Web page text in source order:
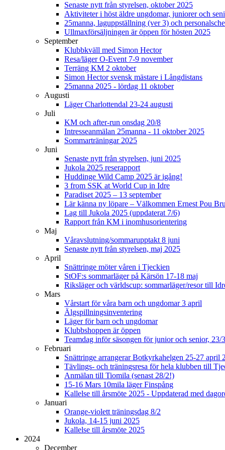
Senaste nytt från styrelsen, oktober 2025
Aktiviteter i höst äldre ungdomar, juniorer och
25manna, laguppställning (ver 3) och
Ullmaxförsäljningen är öppen för hösten 2025
September
Klubbkväll med Simon Hector
Resa/läger O-Event 7-9 november
Terräng KM 2 oktober
Simon Hector svensk mästare i Långdistans
25manna 2025 - lördag 11 oktober
Augusti
Läger Charlottendal 23-24 augusti
Juli
KM och after-run onsdag 20/8
Intresseanmälan 25manna - 11 oktober 2025
Sommarträningar 2025
Juni
Senaste nytt från styrelsen, juni 2025
Jukola 2025 reserapport
Huddinge Wild Camp 2025 är igång!
3 from SSK at World Cup in Idre
Paradiset 2025 – 13 september
Lär känna ny löpare – Välkommen Ernest Pou
Lag till Jukola 2025 (uppdaterat 7/6)
Rapport från KM i inomhusorientering
Maj
Våravslutning/sommarupptakt 8 juni
Senaste nytt från styrelsen, maj 2025
April
Snättringe möter våren i Tjeckien
StOF:s sommarläger på Kärsön 17-18 maj
Riksläger och världscup: sommarläger/resor till
Mars
Vårstart för våra barn och ungdomar 3 april
Älgspillningsinventering
Läger för barn och ungdomar
Klubbshoppen är öppen
Teamdag inför säsongen för junior och senior, 23/3
Februari
Snättringe arrangerar Botkyrkahelgen 25-27 april
Tävlings- och träningsresa för hela klubben till
Anmälan till Tiomila (senast 28/2!)
15-16 Mars 10mila läger Finspång
Kallelse till årsmöte 2025 - Uppdaterad med
Januari
Orange-violett träningsdag 8/2
Jukola, 14-15 juni 2025
Kallelse till årsmöte 2025
2024
December